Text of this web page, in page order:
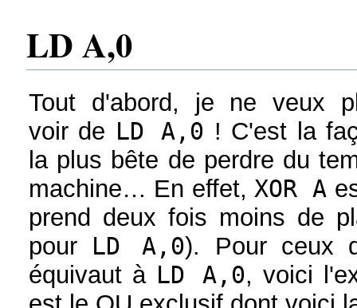
LD A,0
Tout d'abord, je ne veux
voir de LD A,0 ! C'est la
la plus bête de perdre du
machine… En effet, XOR A
prend deux fois moins de
pour LD A,0). Pour ceux
équivaut à LD A,0, voici